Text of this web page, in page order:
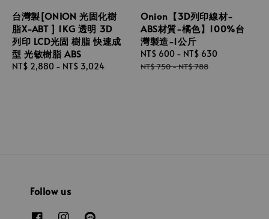
台灣製[ONION 光固化樹
脂X-ABT ] 1KG 透明 3D
列印 LCD光固 樹脂 快速成
型 光敏樹脂 ABS
Regular
NT$ 2,880 - NT$ 3,024
Onion【3D列印線材-
ABS材質-橘色】100%台
灣製造-1公斤
Sale
price
NT$ 600 - NT$ 630
NT$ 750-NT$ 788
Follow us